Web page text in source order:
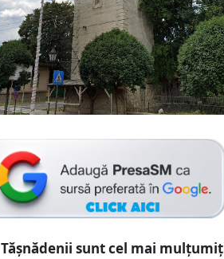
Tășnădenii sunt cel mai